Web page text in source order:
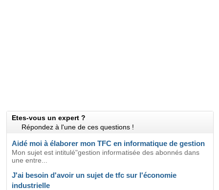
Etes-vous un expert ?
Répondez à l'une de ces questions !
Aidé moi à élaborer mon TFC en informatique de gestion
Mon sujet est intitulé"gestion informatisée des abonnés dans
une entre...
J'ai besoin d'avoir un sujet de tfc sur l'économie
industrielle